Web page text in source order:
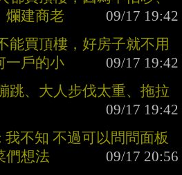
爛建商老
能買頂樓，好房子就不用
一戶的小
跳、大人步伐太重、拖拉
我不知 不過可以問問面板
們想法